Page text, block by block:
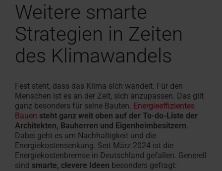
Weitere smarte
Strategien in Zeiten
des Klimawandels
Fest steht, dass das Klima sich wandelt. Für den
Menschen ist es an der Zeit, sich anzupassen. Das gilt
ganz besonders für seine Bauten. Energieeffizientes
Bauen steht ganz weit oben auf der To-do-Liste der
Architekten, Bauherren und Eigenheimbesitzern.
Dabei geht es um Nachhaltigkeit und die
Energiekostensenkung. Seit März 2024 ist die
Energiekostenbremse in Deutschland gefallen. Generell
sind smarte, clevere Ideen besonders gefragt: